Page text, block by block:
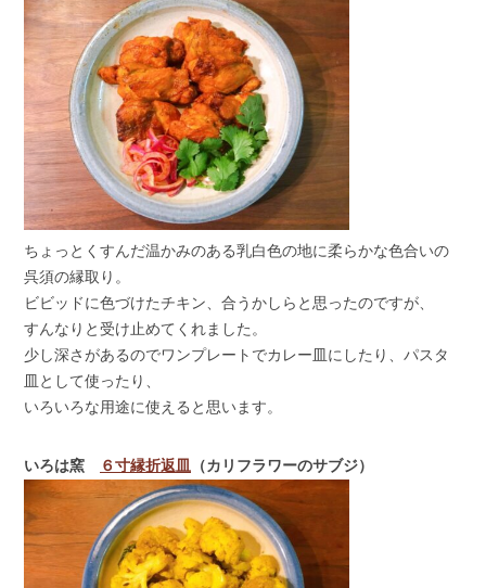
ちょっとくすんだ温かみのある乳白色の地に柔らかな色合いの
呉須の縁取り。
ビビッドに色づけたチキン、合うかしらと思ったのですが、
すんなりと受け止めてくれました。
少し深さがあるのでワンプレートでカレー皿にしたり、パスタ
皿として使ったり、
いろいろな用途に使えると思います。
いろは窯 ６寸縁折返皿 （カリフラワーのサブジ）